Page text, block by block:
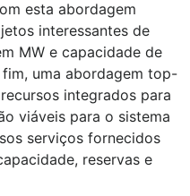
esta abordagem
interessantes de
MW e capacidade de
uma abordagem top-
integrados para
viáveis para o sistema
serviços fornecidos
reservas e